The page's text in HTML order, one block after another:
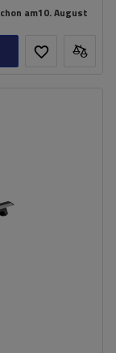
am10. August